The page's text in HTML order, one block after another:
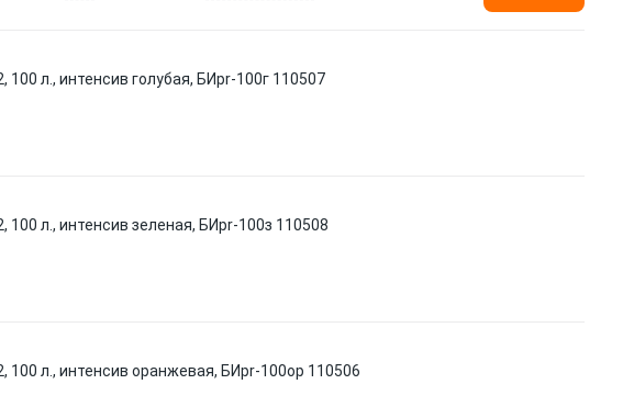
100 л., интенсив голубая, БИpr-100г 110507
100 л., интенсив зеленая, БИpr-100з 110508
100 л., интенсив оранжевая, БИpr-100ор 110506